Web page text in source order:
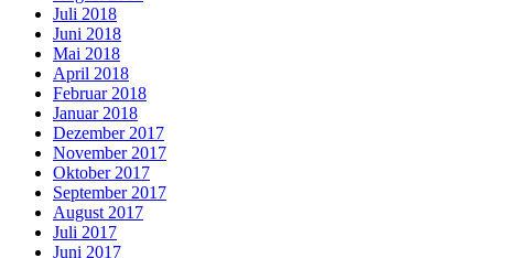
Juli 2018
Juni 2018
Mai 2018
April 2018
Februar 2018
Januar 2018
Dezember 2017
November 2017
Oktober 2017
September 2017
August 2017
Juli 2017
Juni 2017